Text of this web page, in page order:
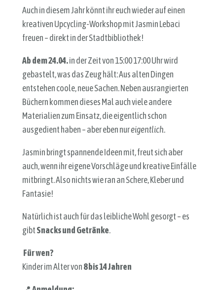
Auch in diesem Jahr könnt ihr euch wieder auf einen
kreativen Upcycling-Workshop mit Jasmin Lebaci
freuen – direkt in der Stadtbibliothek!
Ab dem 24.04.in der Zeit von 15:00 17:00 Uhr wird
gebastelt, was das Zeug hält: Aus alten Dingen
entstehen coole, neue Sachen. Neben ausrangierten
Büchern kommen dieses Mal auch viele andere
Materialien zum Einsatz, die eigentlich schon
ausgedient haben – aber eben nureigentlich.
Jasmin bringt spannende Ideen mit, freut sich aber
auch, wenn ihr eigene Vorschläge und kreative Einfälle
mitbringt. Also nichts wie ran an Schere, Kleber und
Fantasie!
Natürlich ist auch für das leibliche Wohl gesorgt – es
gibtSnacks und Getränke.
Für wen?
Kinder im Alter von8 bis 14 Jahren